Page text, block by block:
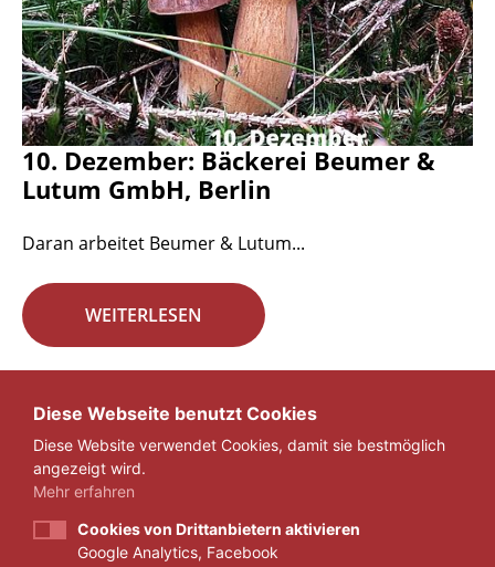
10. Dezember: Bäckerei Beumer &
Lutum GmbH, Berlin
Daran arbeitet Beumer & Lutum...
WEITERLESEN
« 1 ... 16 17 18 ... 29 »
Diese Webseite benutzt Cookies
Diese Website verwendet Cookies, damit sie bestmöglich
angezeigt wird.
Mehr erfahren
Cookies von Drittanbietern aktivieren
Google Analytics, Facebook